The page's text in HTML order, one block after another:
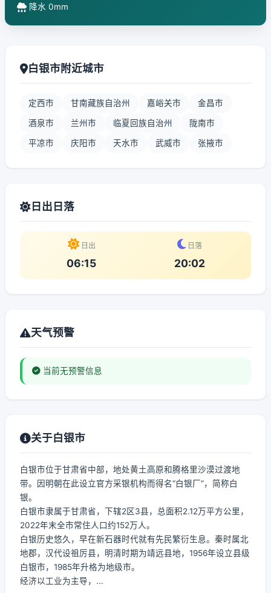
降水 0mm
白银市附近城市
定西市 甘南藏族自治州 嘉峪关市 金昌市
酒泉市 兰州市 临夏回族自治州 陇南市
平凉市 庆阳市 天水市 武威市 张掖市
日出日落
日出
06:15
日落
20:02
天气预警
当前无预警信息
关于白银市
白银市位于甘肃省中部，地处黄土高原和腾格里沙漠过渡地
带。因明朝在此设立官方采银机构而得名“白银厂”，简称白
银。
白银市隶属于甘肃省，下辖2区3县，总面积2.12万平方公里，
2022年末全市常住人口约152万人。
白银历史悠久，早在新石器时代就有先民繁衍生息。秦时属北
地郡，汉代设祖厉县，明清时期为靖远县地，1956年设立县级
白银市，1985年升格为地级市。
经济以工业为主导，...